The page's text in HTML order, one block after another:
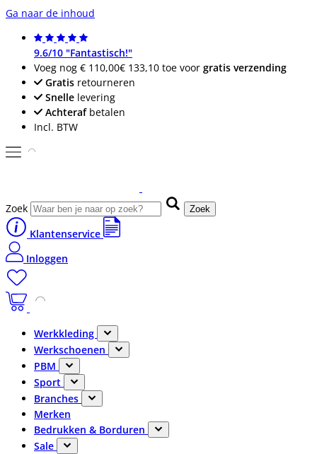
Ga naar de inhoud
9.6/10 "Fantastisch!"
Voeg nog € 110,00€ 133,10 toe voor gratis verzending
Gratis retourneren
Snelle levering
Achterafbetalen
Incl. BTW
Zoek Zoek
Klantenservice
Inloggen
Werkkleding
Werkschoenen
PBM
Sport
Branches
Merken
Bedrukken & Borduren
Sale